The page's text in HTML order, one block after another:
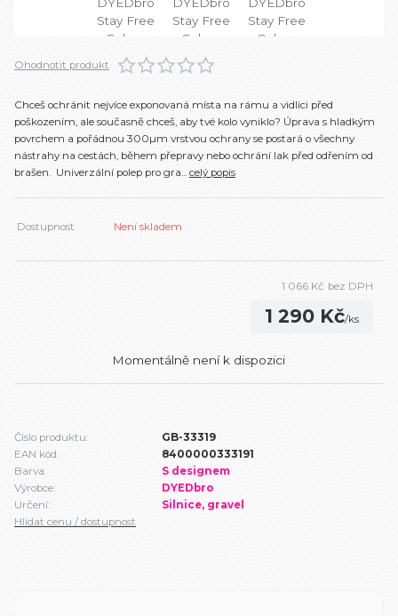
Ohodnotit produkt
Chceš ochránit nejvíce exponovaná místa na rámu a vidlici před
poškozením, ale současně chceš, aby tvé kolo vyniklo? Úprava s hladkým
povrchem a pořádnou 300µm vrstvou ochrany se postará o všechny
nástrahy na cestách, během přepravy nebo ochrání lak před odřením od
brašen. Univerzální polep pro gra... celý popis
Dostupnost Není skladem
1 290 Kč/ks
1 066 Kč bez DPH
Momentálně není k dispozici
Číslo produktu:
GB-33319
EAN kód:
8400000333191
Barva:
S designem
Výrobce:
DYEDbro
Určení:
Silnice, gravel
Hlídat cenu / dostupnost